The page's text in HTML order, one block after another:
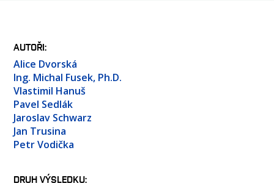
KONFERENCE A SOUTĚŽE
KONTAKT
AUTOŘI
Alice Dvorská
Ing. Michal Fusek, Ph.D.
Vlastimil Hanuš
Pavel Sedlák
Jaroslav Schwarz
Jan Trusina
Petr Vodička
DRUH VÝSLEDKU